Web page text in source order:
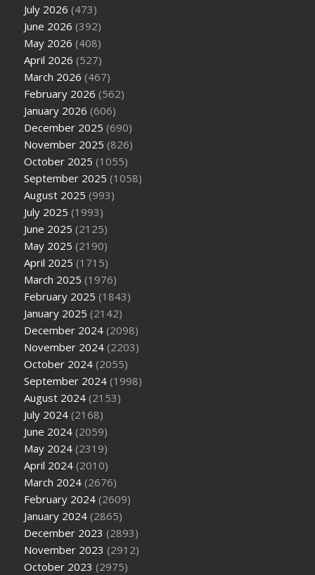
July 2026 (473)
June 2026 (392)
May 2026 (408)
April 2026 (527)
March 2026 (467)
February 2026 (562)
January 2026 (606)
December 2025 (690)
November 2025 (826)
October 2025 (1055)
September 2025 (1058)
August 2025 (993)
July 2025 (1993)
June 2025 (2125)
May 2025 (2190)
April 2025 (1715)
March 2025 (1976)
February 2025 (1843)
January 2025 (2142)
December 2024 (2098)
November 2024 (2203)
October 2024 (2055)
September 2024 (1998)
August 2024 (2153)
July 2024 (2168)
June 2024 (2059)
May 2024 (2319)
April 2024 (2010)
March 2024 (2676)
February 2024 (2609)
January 2024 (2865)
December 2023 (2893)
November 2023 (2912)
October 2023 (2975)